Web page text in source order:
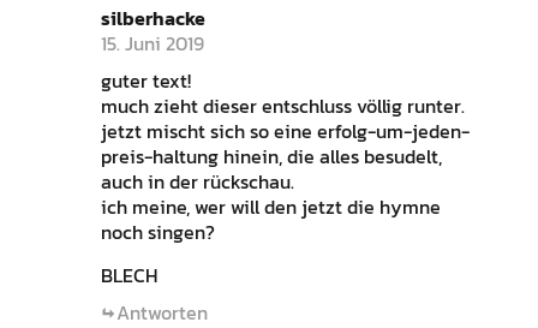
silberhacke
15. Juni 2019
guter text!
much zieht dieser entschluss völlig runter.
jetzt mischt sich so eine erfolg-um-jeden-
preis-haltung hinein, die alles besudelt,
auch in der rückschau.
ich meine, wer will den jetzt die hymne
noch singen?
BLECH
Antworten